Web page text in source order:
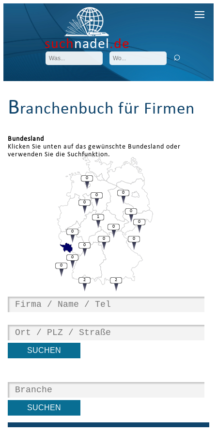
suchnadel.de
Branchenbuch für Firmen
Bundesland
Klicken Sie unten auf das gewünschte Bundesland oder
verwenden Sie die Suchfunktion.
0
0
0
0
0
0
0
0
0
1
0
0
0
2
0
2